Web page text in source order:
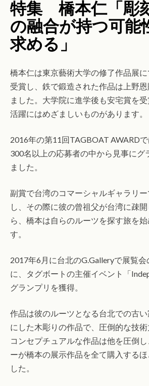
特集 橋本仁「彫
の融合が持つ可能
求める」
橋本仁は東京藝術大学の修了作品展
受賞し、鉄で鍛造された作品は上野
ました。大学院に進学後も安宅賞を
活躍にはめざましいものがあります。
2016年の第11回TAGBOAT AWARD
300名以上の応募者の中から見事にグ
ました。
副賞で台湾のコマーシャルギャラリ
し、その際に彼の曾祖父が台湾に疎
ら、橋本は自らのルーツを探す旅を
す。
2017年6月に台北のG.Galleryで展覧
に、タグボートの主催イベント「
グランプリを獲得。
作品は彼のルーツとなる台北での古
にした木彫りの作品で、圧倒的な技
コンセプチュアルな作品は他を圧倒
ーが橋本の展示作品を全て購入する
した。